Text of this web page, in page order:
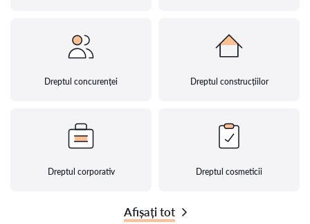
Dreptul concurenței Dreptul construcțiilor
Dreptul corporativ Dreptul cosmeticii
Afișați tot